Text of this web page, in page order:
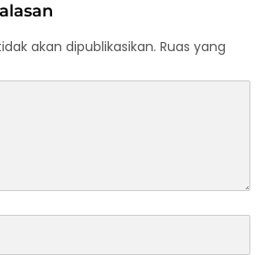
akan dipublikasikan. Ruas yang